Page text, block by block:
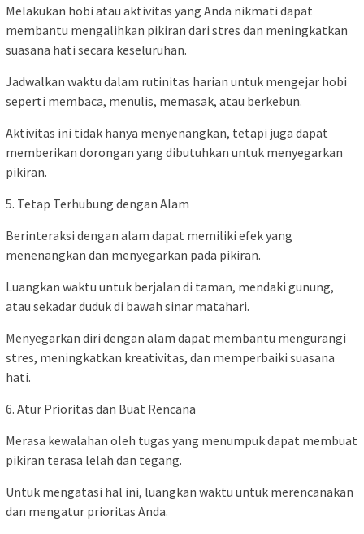
Melakukan hobi atau aktivitas yang Anda nikmati dapat
membantu mengalihkan pikiran dari stres dan meningkatkan
suasana hati secara keseluruhan.
Jadwalkan waktu dalam rutinitas harian untuk mengejar hobi
seperti membaca, menulis, memasak, atau berkebun.
Aktivitas ini tidak hanya menyenangkan, tetapi juga dapat
memberikan dorongan yang dibutuhkan untuk menyegarkan
pikiran.
5. Tetap Terhubung dengan Alam
Berinteraksi dengan alam dapat memiliki efek yang
menenangkan dan menyegarkan pada pikiran.
Luangkan waktu untuk berjalan di taman, mendaki gunung,
atau sekadar duduk di bawah sinar matahari.
Menyegarkan diri dengan alam dapat membantu mengurangi
stres, meningkatkan kreativitas, dan memperbaiki suasana
hati.
6. Atur Prioritas dan Buat Rencana
Merasa kewalahan oleh tugas yang menumpuk dapat membuat
pikiran terasa lelah dan tegang.
Untuk mengatasi hal ini, luangkan waktu untuk merencanakan
dan mengatur prioritas Anda.